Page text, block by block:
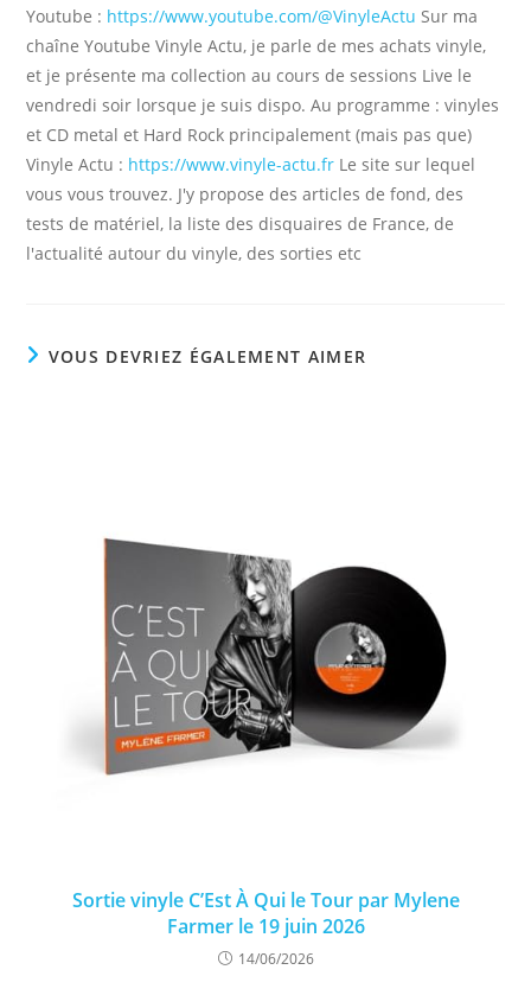
Youtube : https://www.youtube.com/@VinyleActu Sur ma
chaîne Youtube Vinyle Actu, je parle de mes achats vinyle,
et je présente ma collection au cours de sessions Live le
vendredi soir lorsque je suis dispo. Au programme : vinyles
et CD metal et Hard Rock principalement (mais pas que)
Vinyle Actu : https://www.vinyle-actu.fr Le site sur lequel
vous vous trouvez. J'y propose des articles de fond, des
tests de matériel, la liste des disquaires de France, de
l'actualité autour du vinyle, des sorties etc
VOUS DEVRIEZ ÉGALEMENT AIMER
Sortie vinyle C’Est À Qui le Tour par Mylene
Farmer le 19 juin 2026
14/06/2026